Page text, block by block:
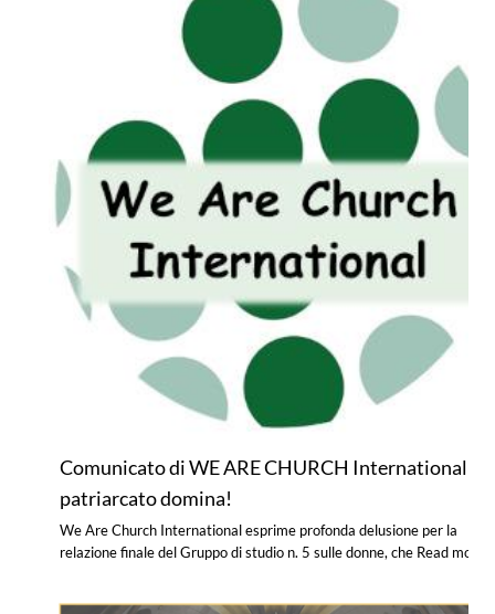
Comunicato di WE ARE CHURCH International: Il
patriarcato domina!
We Are Church International esprime profonda delusione per la
relazione finale del Gruppo di studio n. 5 sulle donne, che Read more